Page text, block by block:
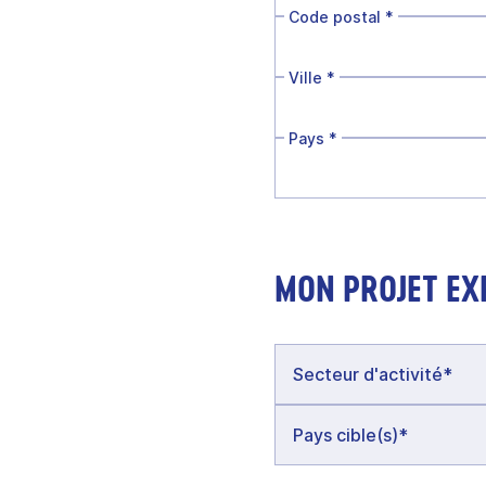
Code postal *
Ville *
Pays *
MON PROJET